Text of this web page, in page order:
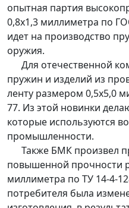
опытная партия
0,8х1,3 миллиметра по
идет на производство
оружия.
Для отечественной
пружин и изделий из
ленту размером 0,5х5,0
77. Из этой новинки
которые используются
промышленности.
Также БМК произвел
повышенной прочности
миллиметра по ТУ 14-4-
потребителя была